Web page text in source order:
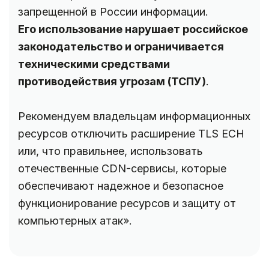
запрещенной в России информации.
Его использование нарушает российское
законодательство и ограничивается
техническими средствами
противодействия угрозам (ТСПУ).
Рекомендуем владельцам информационных
ресурсов отключить расширение TLS ECH
или, что правильнее, использовать
отечественные CDN-сервисы, которые
обеспечивают надежное и безопасное
функционирование ресурсов и защиту от
компьютерных атак».